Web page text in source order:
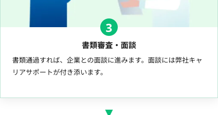
3
書類審査・面談
書類通過すれば、企業との面談に進みます。面談には弊社キャ
リアサポートが付き添います。